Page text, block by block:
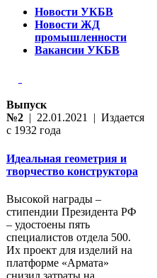
Новости УКБВ
Новости ЖД
промышленности
Вакансии УКБВ
Выпуск
№2 | 22.01.2021 | Издается
с 1932 года
Идеальная геометрия и
творчество конструктора
Высокой награды –
стипендии Президента РФ
– удостоены пять
специалистов отдела 500.
Их проект для изделий на
платформе «Армата»
снизил затраты на